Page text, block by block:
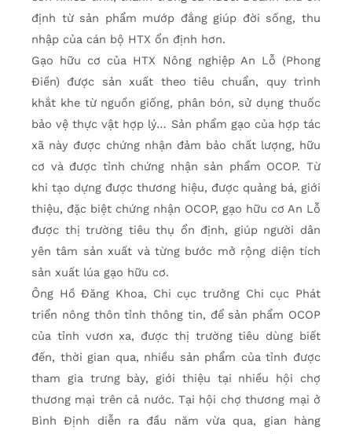
định từ sản phẩm mướp đắng giúp đời sống, thu
nhập của cán bộ HTX ổn định hơn.
Gạo hữu cơ của HTX Nông nghiệp An Lỗ (Phong
Điền) được sản xuất theo tiêu chuẩn, quy trình
khắt khe từ nguồn giống, phân bón, sử dụng thuốc
bảo vệ thực vật hợp lý… Sản phẩm gạo của hợp tác
xã này được chứng nhận đảm bảo chất lượng, hữu
cơ và được tỉnh chứng nhận sản phẩm OCOP. Từ
khi tạo dựng được thương hiệu, được quảng bá, giới
thiệu, đặc biệt chứng nhận OCOP, gạo hữu cơ An Lỗ
được thị trường tiêu thụ ổn định, giúp người dân
yên tâm sản xuất và từng bước mở rộng diện tích
sản xuất lúa gạo hữu cơ.
Ông Hồ Đăng Khoa, Chi cục trưởng Chi cục Phát
triển nông thôn tỉnh thông tin, để sản phẩm OCOP
của tỉnh vươn xa, được thị trường tiêu dùng biết
đến, thời gian qua, nhiều sản phẩm của tỉnh được
tham gia trưng bày, giới thiệu tại nhiều hội chợ
thương mại trên cả nước. Tại hội chợ thương mại ở
Bình Định diễn ra đầu năm vừa qua, gian hàng